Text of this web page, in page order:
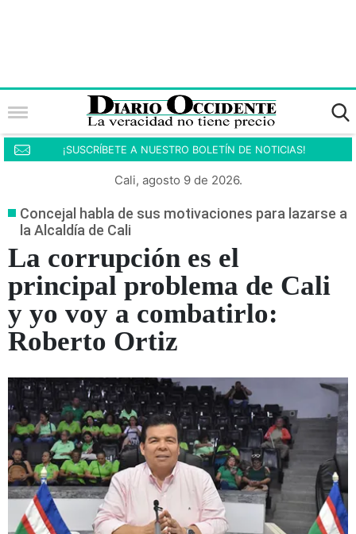
¡SUSCRÍBETE A NUESTRO BOLETÍN DE NOTICIAS!
Cali, agosto 9 de 2026.
Concejal habla de sus motivaciones para lazarse a
la Alcaldía de Cali
La corrupción es el
principal problema de Cali
y yo voy a combatirlo:
Roberto Ortiz